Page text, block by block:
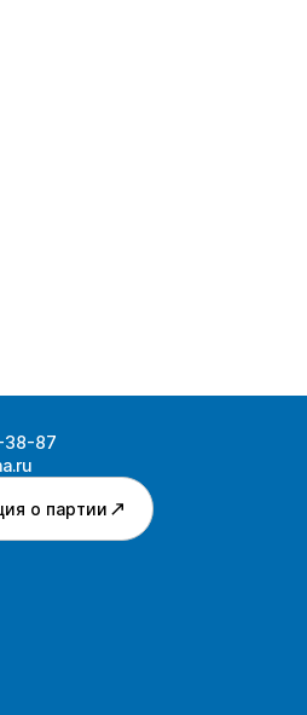
38-87
о партии